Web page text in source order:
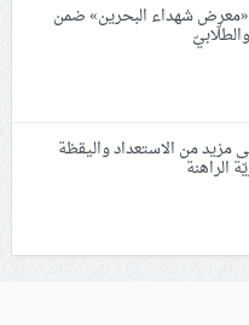
يفتتح «معرض شهداء البحرين» ضمن
إلى مزيد من الاستعداد واليقظة
الراهنة